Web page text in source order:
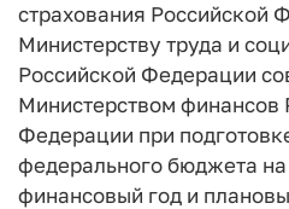
страхования Российской
Министерству труда и
Российской Федерации
Министерством финансов
Федерации при
федерального бюджета
финансовый год и